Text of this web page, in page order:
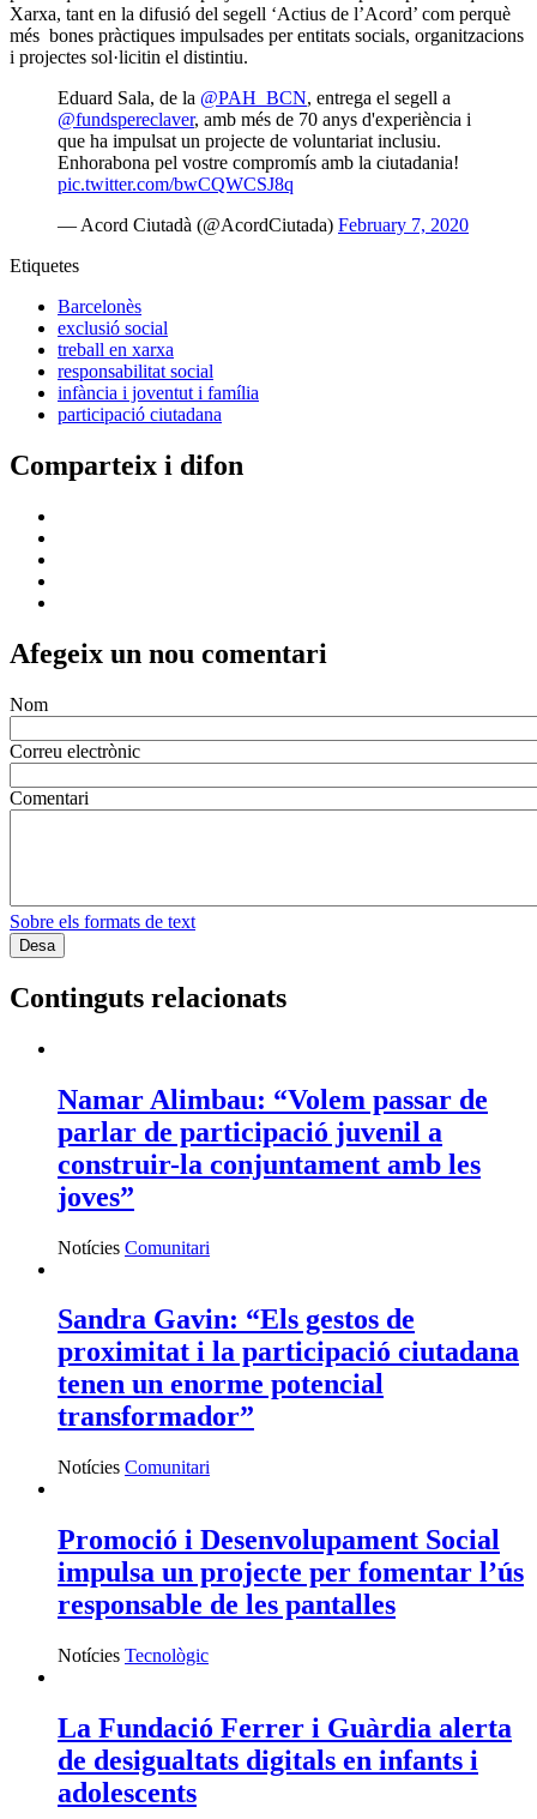
Xarxa, tant en la difusió del segell ‘Actius de l’Acord’ com perquè
més bones pràctiques impulsades per entitats socials, organitzacions
i projectes sol·licitin el distintiu.
Eduard Sala, de la @PAH_BCN, entrega el segell a
@fundspereclaver, amb més de 70 anys d'experiència i
que ha impulsat un projecte de voluntariat inclusiu.
Enhorabona pel vostre compromís amb la ciutadania!
pic.twitter.com/bwCQWCSJ8q
— Acord Ciutadà (@AcordCiutada) February 7, 2020
Etiquetes
Barcelonès
exclusió social
treball en xarxa
responsabilitat social
infància i joventut i família
participació ciutadana
Comparteix i difon
Afegeix un nou comentari
Nom
Correu electrònic
Comentari
Sobre els formats de text
Continguts relacionats
Namar Alimbau: “Volem passar de
parlar de participació juvenil a
construir-la conjuntament amb les
joves”
Notícies Comunitari
Sandra Gavin: “Els gestos de
proximitat i la participació ciutadana
tenen un enorme potencial
transformador”
Notícies Comunitari
Promoció i Desenvolupament Social
impulsa un projecte per fomentar l’ús
responsable de les pantalles
Notícies Tecnològic
La Fundació Ferrer i Guàrdia alerta
de desigualtats digitals en infants i
adolescents